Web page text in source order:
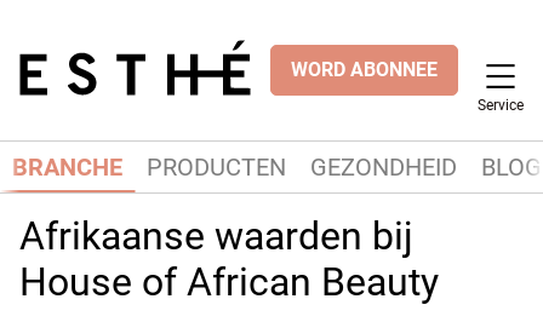
WORD ABONNEE
Service
BRANCHE PRODUCTEN GEZONDHEID
Afrikaanse waarden bij
House of African Beauty